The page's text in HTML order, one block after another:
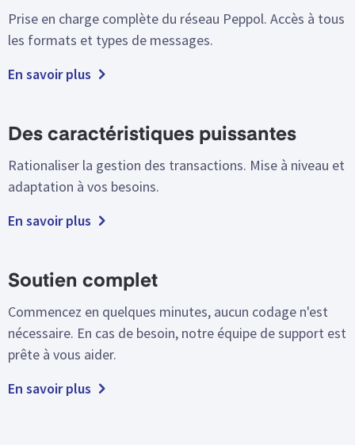
Prise en charge complète du réseau Peppol. Accès à tous
les formats et types de messages.
En savoir plus
Des caractéristiques puissantes
Rationaliser la gestion des transactions. Mise à niveau et
adaptation à vos besoins.
En savoir plus
Soutien complet
Commencez en quelques minutes, aucun codage n'est
nécessaire. En cas de besoin, notre équipe de support est
prête à vous aider.
En savoir plus